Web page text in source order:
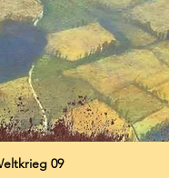
09